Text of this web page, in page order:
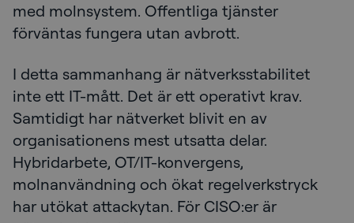
med molnsystem. Offentliga tjänster
förväntas fungera utan avbrott.
I detta sammanhang är nätverksstabilitet
inte ett IT-mått. Det är ett operativt krav.
Samtidigt har nätverket blivit en av
organisationens mest utsatta delar.
Hybridarbete, OT/IT-konvergens,
molnanvändning och ökat regelverkstryck
har utökat attackytan. För CISO:er är